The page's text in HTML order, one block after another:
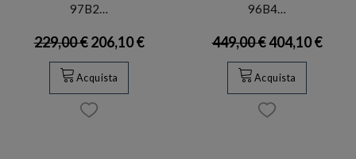
97B2…
229,00 €206,10 €
Acquista
96B4…
449,00 €404,10 €
Acquista